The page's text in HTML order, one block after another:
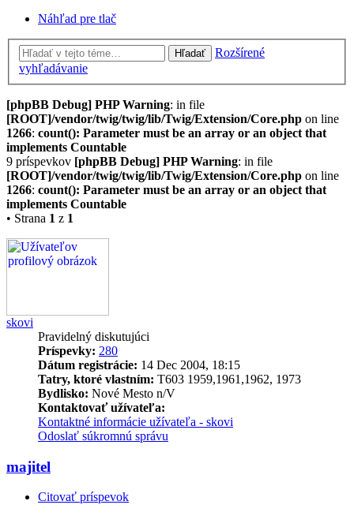
Náhľad pre tlač
Hľadať
Rozšírené
vyhľadávanie
[phpBB Debug] PHP Warning: in file
[ROOT]/vendor/twig/twig/lib/Twig/Extension/Core.php on line
1266: count(): Parameter must be an array or an object that
implements Countable
9 príspevkov [phpBB Debug] PHP Warning: in file
[ROOT]/vendor/twig/twig/lib/Twig/Extension/Core.php on line
1266: count(): Parameter must be an array or an object that
implements Countable
• Strana 1 z 1
skovi
Pravidelný diskutujúci
Príspevky: 280
Dátum registrácie: 14 Dec 2004, 18:15
Tatry, ktoré vlastním: T603 1959,1961,1962, 1973
Bydlisko: Nové Mesto n/V
Kontaktovať užívateľa:
Kontaktné informácie užívateľa - skovi
Odoslať súkromnú správu
majitel
Citovať príspevok